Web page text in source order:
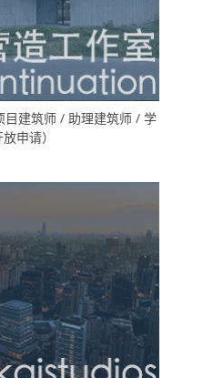
目建筑师 / 助理建筑师 / 学
申请）